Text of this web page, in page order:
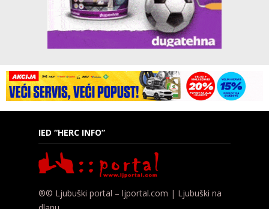
IED “HERC INFO”
®© Ljubuški portal – ljportal.com | Ljubuški na